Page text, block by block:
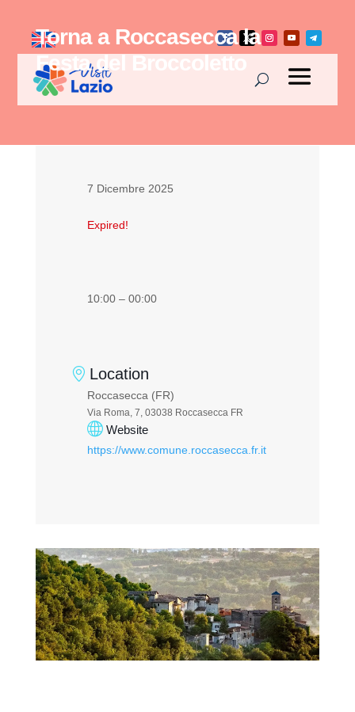
Torna a Roccasecca la
Festa del Broccoletto
7 Dicembre 2025
Expired!
10:00 – 00:00
Location
Roccasecca (FR)
Via Roma, 7, 03038 Roccasecca FR
Website
https://www.comune.roccasecca.fr.it